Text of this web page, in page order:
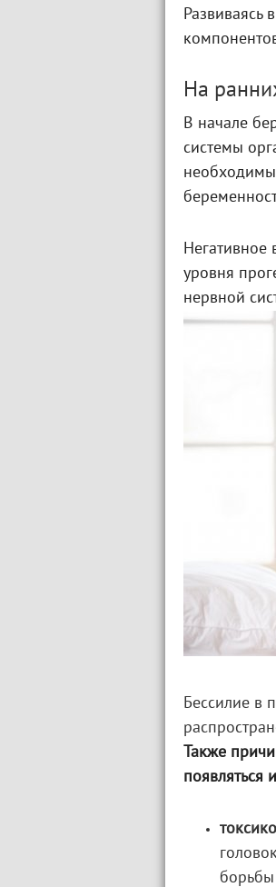
Развиваясь
На
В начале
системы
Негативное
уровня
нервной
Бессилие в
Также
появляться
борьбы